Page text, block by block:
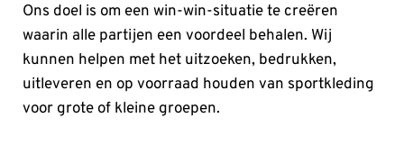
Ons doel is om een win-win-situatie te creëren
waarin alle partijen een voordeel behalen. Wij
kunnen helpen met het uitzoeken, bedrukken,
uitleveren en op voorraad houden van sportkleding
voor grote of kleine groepen.